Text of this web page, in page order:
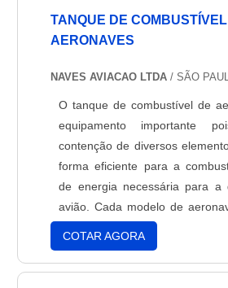
TANQUE DE
AERONAVES
NAVES AVIACAO LTDA / SÃO
O tanque de combustível de
equipamento importante
contenção de diversos
forma eficiente para a
de energia necessária para a
avião. Cada modelo de
combinação específica de
e bombas de armazenagem,
transportar o combustível para
COTAR AGORA